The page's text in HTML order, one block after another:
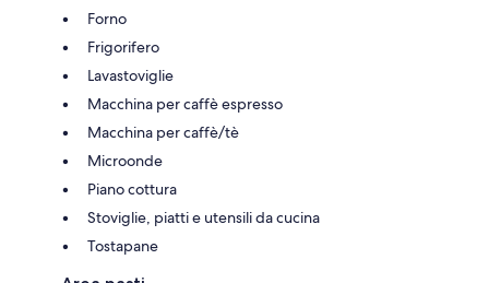
Forno
Frigorifero
Lavastoviglie
Macchina per caffè espresso
Macchina per caffè/tè
Microonde
Piano cottura
Stoviglie, piatti e utensili da cucina
Tostapane